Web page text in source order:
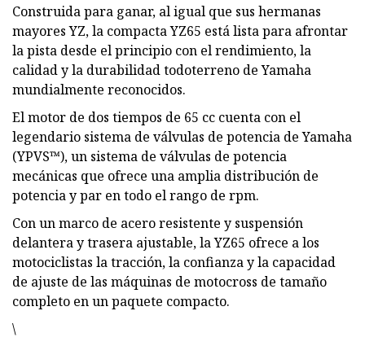
Construida para ganar, al igual que sus hermanas
mayores YZ, la compacta YZ65 está lista para afrontar
la pista desde el principio con el rendimiento, la
calidad y la durabilidad todoterreno de Yamaha
mundialmente reconocidos.
El motor de dos tiempos de 65 cc cuenta con el
legendario sistema de válvulas de potencia de Yamaha
(YPVS™), un sistema de válvulas de potencia
mecánicas que ofrece una amplia distribución de
potencia y par en todo el rango de rpm.
Con un marco de acero resistente y suspensión
delantera y trasera ajustable, la YZ65 ofrece a los
motociclistas la tracción, la confianza y la capacidad
de ajuste de las máquinas de motocross de tamaño
completo en un paquete compacto.
\